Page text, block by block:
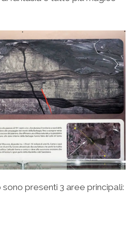
sono presenti 3 aree principali: